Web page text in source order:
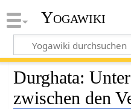
Yogawiki
Durghata:
zwischen den